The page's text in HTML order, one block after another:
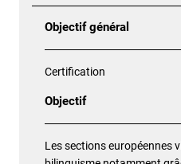
Objectif général
Certification
Objectif
Les sections européennes